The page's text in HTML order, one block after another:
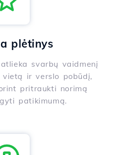
plėtinys
svarbų vaidmenį
vietą ir verslo pobūdį,
pritraukti norimą
patikimumą.